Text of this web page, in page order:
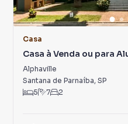
Casa
Casa à Venda ou para
Alphaville
Santana de Parnaíba, SP
5
7 2